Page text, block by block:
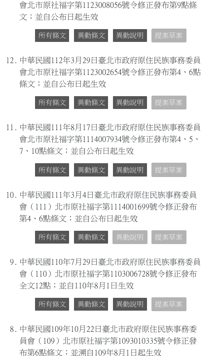
會北市原社福字第1123008056號令修正發布第9點條
文；並自公布日起生效
所有條文 異動條文 異動說明 提案草案
12.
中華民國112年3月29日臺北市政府原住民族事務委員
會北市原社福字第1123002654號令修正發布第4、6點
條文；並自公布日起生效
所有條文 異動條文 異動說明 提案草案
11. 中華民國111年8月17日臺北市政府原住民族事務委員
會北市原社福字第1114007934號令修正發布第4、5、
7、10點條文；並自公布日起生效
所有條文 異動條文 異動說明 提案草案
10.
中華民國111年3月4日臺北市政府原住民族事務委員
會（111）北市原社福字第1114001699號令修正發布
第4、6點條文；並自公布日起生效
所有條文 異動條文 異動說明 提案草案
9.
中華民國110年7月29日臺北市政府原住民族事務委員
會（110）北市原社福字第1103006728號令修正發布
全文12點；並自110年8月1日生效
所有條文 異動條文 異動說明 提案草案
8. 中華民國109年10月22日臺北市政府原住民族事務委
員會（109）北市原社福字第1093010335號令修正發
布第6點條文；並溯自109年8月1日起生效